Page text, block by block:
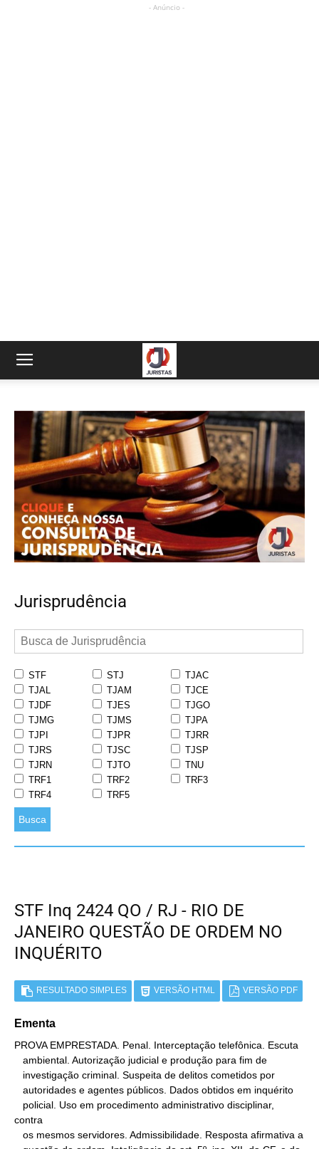
- Anúncio -
Jurisprudência
STF STJ
TJAC
TJAL
TJAM
TJCE
TJDF
TJES
TJGO
TJMG
TJMS
TJPA
TJPI
TJPR
TJRR
TJRS
TJSC
TJSP
TJRN
TJTO
TNU
TRF1
TRF2
TRF3
TRF4
TRF5
Busca
STF Inq 2424 QO / RJ - RIO DE
JANEIRO QUESTÃO DE ORDEM NO
INQUÉRITO
RESULTADO SIMPLES VERSÃO HTML VERSÃO PDF
Ementa
PROVA EMPRESTADA. Penal. Interceptação telefônica. Escuta
contra